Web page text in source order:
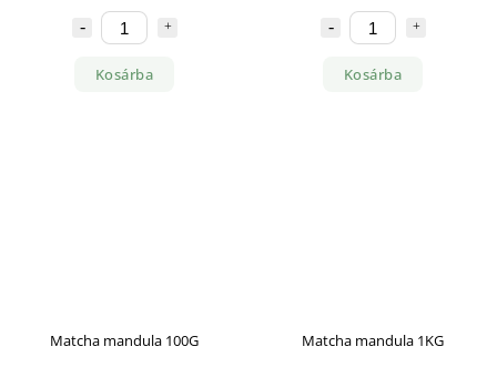
Kosárba Kosárba
Matcha mandula 100G Matcha mandula 1KG